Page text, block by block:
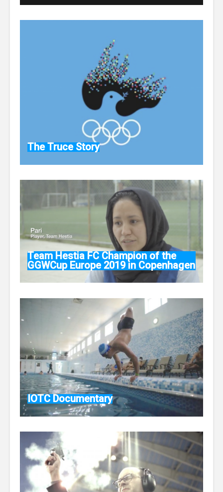
The Truce Story
Team Hestia FC Champion of the
GGWCup Europe 2019 in Copenhagen
IOTC Documentary